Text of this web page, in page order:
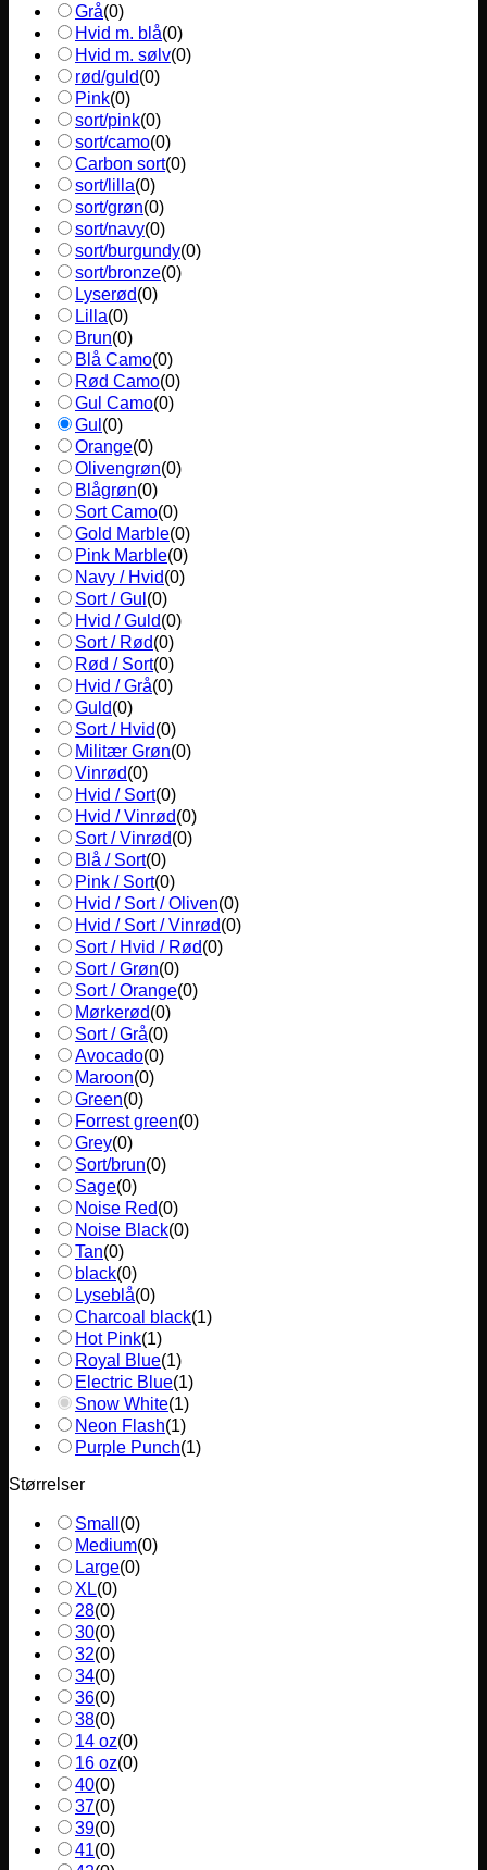
Grå(0)
Hvid m. blå(0)
Hvid m. sølv(0)
rød/guld(0)
Pink(0)
sort/pink(0)
sort/camo(0)
Carbon sort(0)
sort/lilla(0)
sort/grøn(0)
sort/navy(0)
sort/burgundy(0)
sort/bronze(0)
Lyserød(0)
Lilla(0)
Brun(0)
Blå Camo(0)
Rød Camo(0)
Gul Camo(0)
Gul (0)
Orange(0)
Olivengrøn(0)
Blågrøn(0)
Sort Camo(0)
Gold Marble(0)
Pink Marble(0)
Navy / Hvid(0)
Sort / Gul (0)
Hvid / Guld(0)
Sort / Rød(0)
Rød / Sort(0)
Hvid / Grå(0)
Guld(0)
Sort / Hvid(0)
Militær Grøn(0)
Vinrød(0)
Hvid / Sort(0)
Hvid / Vinrød(0)
Sort / Vinrød(0)
Blå / Sort(0)
Pink / Sort(0)
Hvid / Sort / Oliven(0)
Hvid / Sort / Vinrød(0)
Sort / Hvid / Rød(0)
Sort / Grøn(0)
Sort / Orange(0)
Mørkerød(0)
Sort / Grå(0)
Avocado(0)
Maroon(0)
Green(0)
Forrest green(0)
Grey(0)
Sort/brun(0)
Sage(0)
Noise Red(0)
Noise Black(0)
Tan(0)
black(0)
Lyseblå(0)
Charcoal black(1)
Hot Pink(1)
Royal Blue(1)
Electric Blue(1)
Snow White(1)
Neon Flash(1)
Purple Punch(1)
Størrelser
Small (0)
Medium(0)
Large(0)
XL(0)
28(0)
30(0)
32(0)
34(0)
36(0)
38(0)
14 oz(0)
16 oz(0)
40(0)
37(0)
39(0)
41(0)